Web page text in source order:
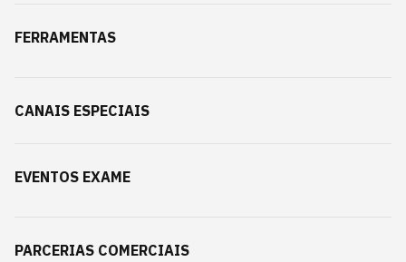
FERRAMENTAS
CANAIS ESPECIAIS
EVENTOS EXAME
PARCERIAS COMERCIAIS